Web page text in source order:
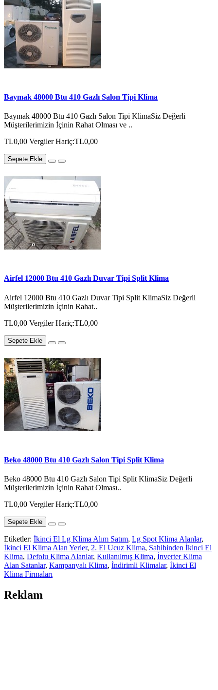
Baymak 48000 Btu 410 Gazlı Salon Tipi Klima
Baymak 48000 Btu 410 Gazlı Salon Tipi KlimaSiz Değerli
Müşterilerimizin İçinin Rahat Olması ve ..
TL0,00 Vergiler Hariç:TL0,00
Sepete Ekle
Airfel 12000 Btu 410 Gazlı Duvar Tipi Split Klima
Airfel 12000 Btu 410 Gazlı Duvar Tipi Split KlimaSiz Değerli
Müşterilerimizin İçinin Rahat..
TL0,00 Vergiler Hariç:TL0,00
Sepete Ekle
Beko 48000 Btu 410 Gazlı Salon Tipi Split Klima
Beko 48000 Btu 410 Gazlı Salon Tipi Split KlimaSiz Değerli
Müşterilerimizin İçinin Rahat Olması..
TL0,00 Vergiler Hariç:TL0,00
Sepete Ekle
Etiketler: İkinci El Lg Klima Alım Satım, Lg Spot Klima Alanlar,
İkinci El Klima Alan Yerler, 2. El Ucuz Klima, Sahibinden İkinci El
Klima, Defolu Klima Alanlar, Kullanılmış Klima, İnverter Klima
Alan Satanlar, Kampanyalı Klima, İndirimli Klimalar, İkinci El
Klima Firmaları
Reklam